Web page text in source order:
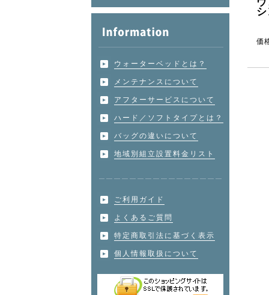
ウォーターベッドとは？
メンテナンスについて
アフターサービスについて
ハード／ソフトタイプとは？
バッグの違いについて
地域別組立設置料金リスト
ご利用ガイド
よくあるご質問
特定商取引法に基づく表示
個人情報取扱について
価